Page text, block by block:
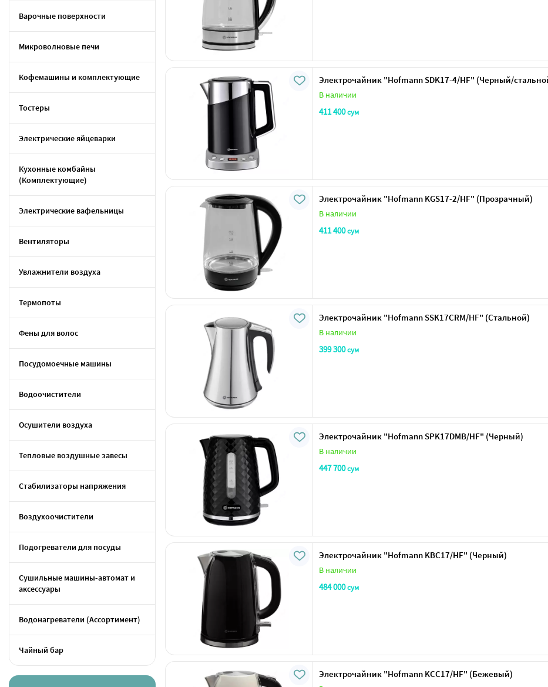
Варочные поверхности
Микроволновые печи
Кофемашины и комплектующие
Тостеры
Электрические яйцеварки
Кухонные комбайны
(Комплектующие)
Электрические вафельницы
Вентиляторы
Увлажнители воздуха
Термопоты
Фены для волос
Посудомоечные машины
Водоочистители
Осушители воздуха
Тепловые воздушные завесы
Стабилизаторы напряжения
Воздухоочистители
Подогреватели для посуды
Сушильные машины-автомат и
аксессуары
Водонагреватели (Ассортимент)
Чайный бар
Электрочайник "Нofmann SDK17-4/HF" (Черный/
В наличии
411 400сум
Электрочайник "Нofmann KGS17-2/HF" (Прозрачный)
В наличии
411 400сум
Электрочайник "Нofmann SSK17CRM/HF" (Стальной)
В наличии
399 300сум
Электрочайник "Нofmann SPK17DMB/HF" (Черный)
В наличии
447 700сум
Электрочайник "Нofmann KBC17/HF" (Черный)
В наличии
484 000сум
Электрочайник "Нofmann KCC17/HF" (Бежевый)